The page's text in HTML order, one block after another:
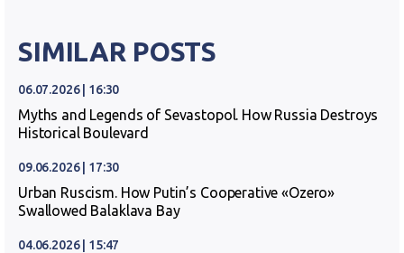
SIMILAR POSTS
06.07.2026 | 16:30
Myths and Legends of Sevastopol. How Russia Destroys
Historical Boulevard
09.06.2026 | 17:30
Urban Ruscism. How Putin’s Cooperative «Ozero»
Swallowed Balaklava Bay
04.06.2026 | 15:47